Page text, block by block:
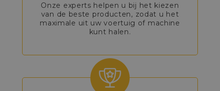
Onze experts helpen u bij het kiezen
van de beste producten, zodat u het
maximale uit uw voertuig of machine
kunt halen.